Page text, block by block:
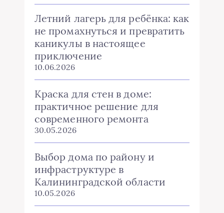
Летний лагерь для ребёнка: как
не промахнуться и превратить
каникулы в настоящее
приключение
10.06.2026
Краска для стен в доме:
практичное решение для
современного ремонта
30.05.2026
Выбор дома по району и
инфраструктуре в
Калининградской области
10.05.2026